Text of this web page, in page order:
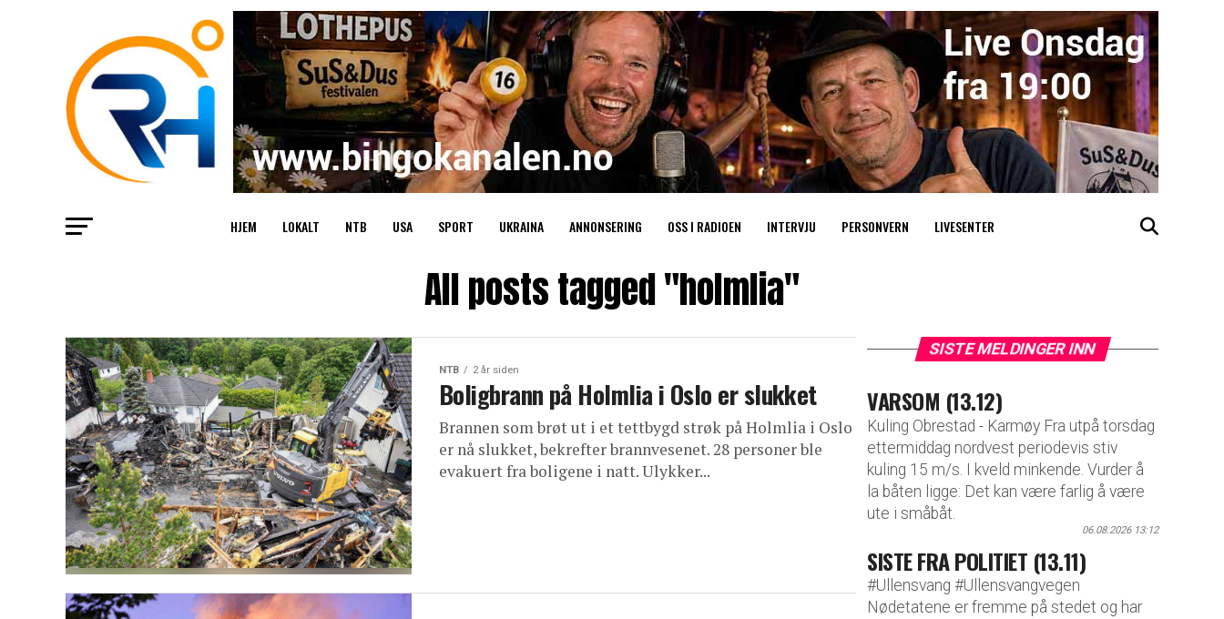
HJEM LOKALT NTB USA SPORT UKRAINA ANNONSERING OSS I RADIOEN INTERVJU PERSONVERN LIVESENTER
All posts tagged "holmlia"
NTB 2 år siden
Boligbrann på Holmlia i Oslo er slukket
Brannen som brøt ut i et tettbygd strøk på Holmlia i Oslo
er nå slukket, bekrefter brannvesenet. 28 personer ble
evakuert fra boligene i natt. Ulykker...
SISTE MELDINGER INN
VARSOM (13.12)
Kuling Obrestad - Karmøy Fra utpå torsdag
ettermiddag nordvest periodevis stiv
kuling 15 m/s. I kveld minkende. Vurder å
la båten ligge: Det kan være farlig å være
ute i småbåt.
06.08.2026 13:12
SISTE FRA POLITIET (13.11)
#Ullensvang #Ullensvangvegen
Nødetatene er fremme på stedet og har